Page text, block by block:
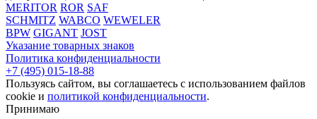
MERITOR ROR SAF
SCHMITZ WABCO WEWELER
BPW GIGANT JOST
Указание товарных знаков
Политика конфиденциальности
+7 (495) 015-18-88
Пользуясь сайтом, вы соглашаетесь с использованием файлов
cookie и политикой конфиденциальности.
Принимаю